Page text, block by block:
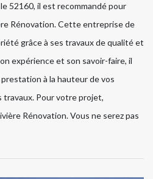
52160, il est recommandé pour
Rénovation. Cette entreprise de
grâce à ses travaux de qualité et
expérience et son savoir-faire, il
à la hauteur de vos
Pour votre projet,
Rénovation. Vous ne serez pas